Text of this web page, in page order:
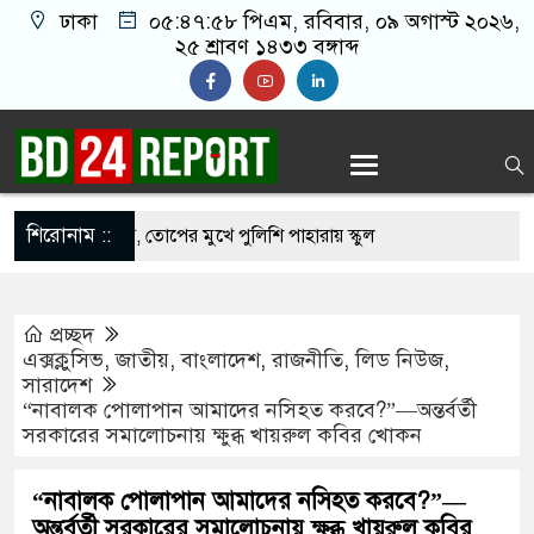
ঢাকা ০৫:৪৭:৫৯ পিএম, রবিবার, ০৯ অগাস্ট ২০২৬,
২৫ শ্রাবণ ১৪৩৩ বঙ্গাব্দ
শিরোনাম ::
অভিযোগ, তোপের মুখে পুলিশি পাহারায় স্কুল
শান্তিতে থাকতে পারে, সেটিই প্রধান লক্ষ্য :
জামিনে বেরিয়ে গৃহকর্ত্রীকে খুন, কে এই লাইলী
বিচ্ছিন্নে বাধা, ‘ভাইরাল মিজান’ গ্রেপ্তার
প্রচ্ছদ
এক্সক্লুসিভ,জাতীয়,বাংলাদেশ,রাজনীতি,লিড নিউজ,
সারাদেশ
“নাবালক পোলাপান আমাদের নসিহত করবে?”—অন্তর্বর্তী
সরকারের সমালোচনায় ক্ষুব্ধ খায়রুল কবির খোকন
“নাবালক পোলাপান আমাদের নসিহত করবে?”—